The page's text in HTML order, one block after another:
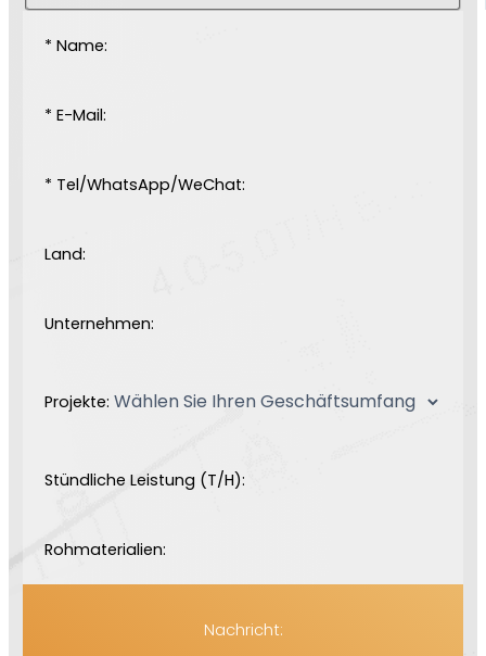
* Name:
* E-Mail:
* Tel/WhatsApp/WeChat:
Land:
Unternehmen:
Projekte:
Stündliche Leistung (T/H):
Rohmaterialien:
Nachricht: